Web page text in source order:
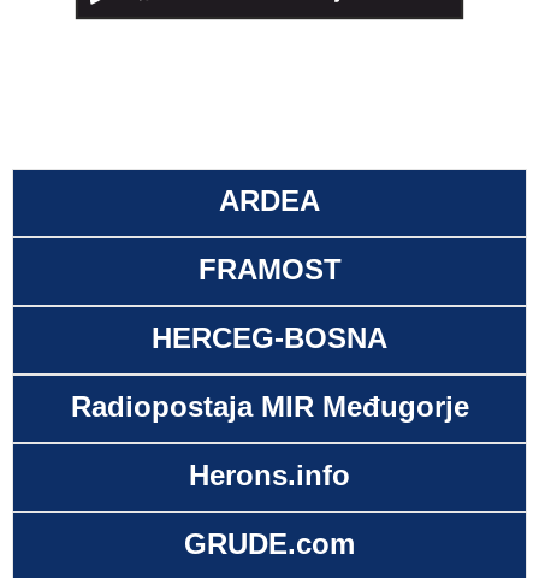
ARDEA
FRAMOST
HERCEG-BOSNA
Radiopostaja MIR Međugorje
Herons.info
GRUDE.com